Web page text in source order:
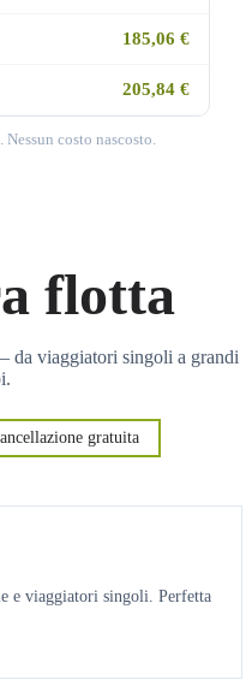
185,06 €
205,84 €
costo nascosto.
flotta
da viaggiatori singoli a grandi
gratuita
e viaggiatori singoli. Perfetta